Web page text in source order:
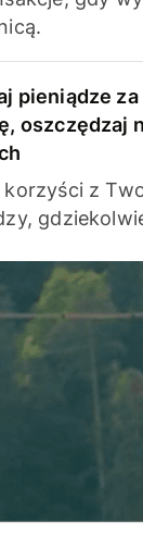
pieniądze za
oszczędzaj
korzyści z